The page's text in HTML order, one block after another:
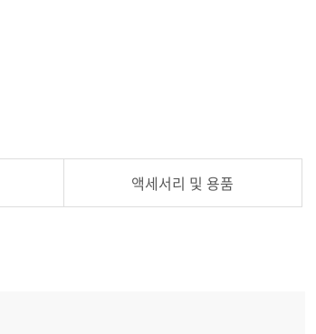
액세서리 및 용품